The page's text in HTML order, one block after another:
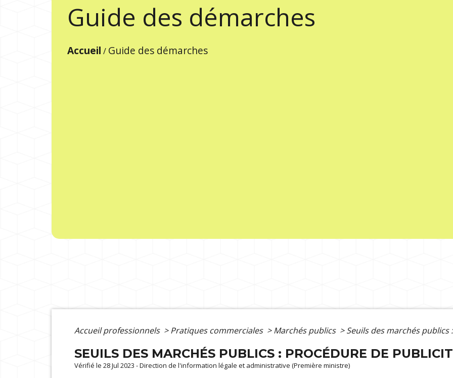
Guide des démarches
Accueil / Guide des démarches
Accueil professionnels > Pratiques commerciales > Marchés publics > Seuils des marchés
SEUILS DES MARCHÉS PUBLICS : PROCÉDURE DE
Vérifié le 28 Jul 2023 - Direction de l'information légale et administrative (Première ministre)